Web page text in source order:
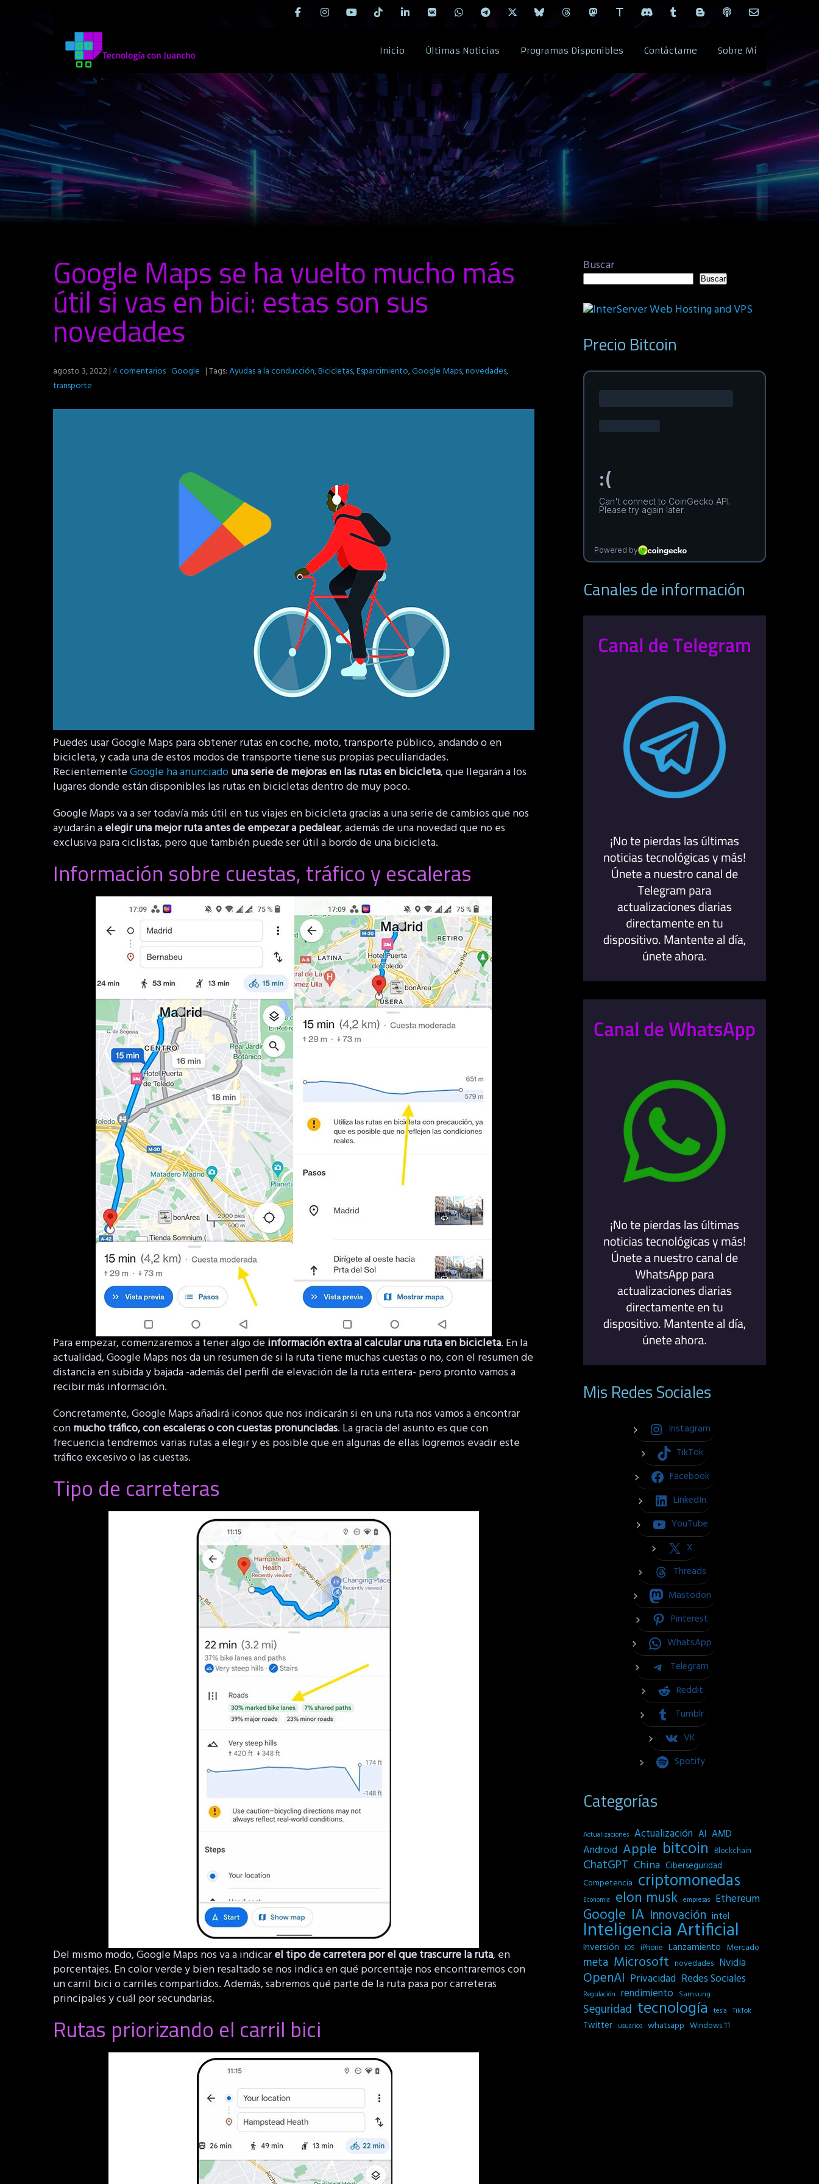
Inicio Últimas Noticias Programas Disponibles Contáctame Sobre Mí
Google Maps se ha vuelto mucho más
útil si vas en bici: estas son sus
novedades
agosto 3, 2022|4 comentarios Google | Tags:Ayudas a la conducción,Bicicletas,Esparcimiento,Google Maps,novedades,
transporte
Puedes usar Google Maps para obtener rutas en coche, moto, transporte público, andando o en
bicicleta, y cada una de estos modos de transporte tiene sus propias peculiaridades.
RecientementeGoogle ha anunciadouna serie de mejoras en las rutas en bicicleta, que llegarán a los
lugares donde están disponibles las rutas en bicicletas dentro de muy poco.
Google Maps va a ser todavía más útil en tus viajes en bicicleta gracias a una serie de cambios que nos
ayudarán aelegir una mejor ruta antes de empezar a pedalear, además de una novedad que no es
exclusiva para ciclistas, pero que también puede ser útil a bordo de una bicicleta.
Información sobre cuestas, tráfico y escaleras
Para empezar, comenzaremos a tener algo deinformación extra al calcular una ruta en bicicleta. En la
actualidad, Google Maps nos da un resumen de si la ruta tiene muchas cuestas o no, con el resumen de
distancia en subida y bajada -además del perfil de elevación de la ruta entera- pero pronto vamos a
recibir más información.
Concretamente, Google Maps añadirá iconos que nos indicarán si en una ruta nos vamos a encontrar
conmucho tráfico, con escaleras o con cuestas pronunciadas. La gracia del asunto es que con
frecuencia tendremos varias rutas a elegir y es posible que en algunas de ellas logremos evadir este
tráfico excesivo o las cuestas.
Tipo de carreteras
Del mismo modo, Google Maps nos va a indicarel tipo de carretera por el que trascurre la ruta, en
porcentajes. En color verde y bien resaltado se nos indica en qué porcentaje nos encontraremos con
un carril bici o carriles compartidos. Además, sabremos qué parte de la ruta pasa por carreteras
principales y cuál por secundarias.
Rutas priorizando el carril bici
Buscar
Buscar
Precio Bitcoin
Canales de información
Mis Redes Sociales
Instagram
TikTok
Facebook
LinkedIn
YouTube
X
Threads
Mastodon
Pinterest
WhatsApp
Telegram
Reddit
Tumblr
VK
Spotify
Categorías
Actualizaciones Actualización AI AMD
Android Apple bitcoin Blockchain
ChatGPT China Ciberseguridad
Competencia criptomonedas
Economia elon musk empresas Ethereum
Google IA Innovación intel
Inteligencia Artificial
Inversión iOS iPhone Lanzamiento Mercado
meta Microsoft novedades Nvidia
OpenAI Privacidad Redes Sociales
Regulación rendimiento Samsung
Seguridad tecnología tesla TikTok
Twitter usuarios whatsapp Windows 11